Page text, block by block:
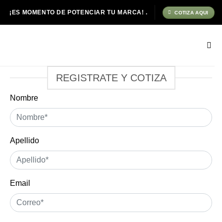
¡ES MOMENTO DE POTENCIAR TU MARCA! . COTIZA AQUI
REGISTRATE Y COTIZA